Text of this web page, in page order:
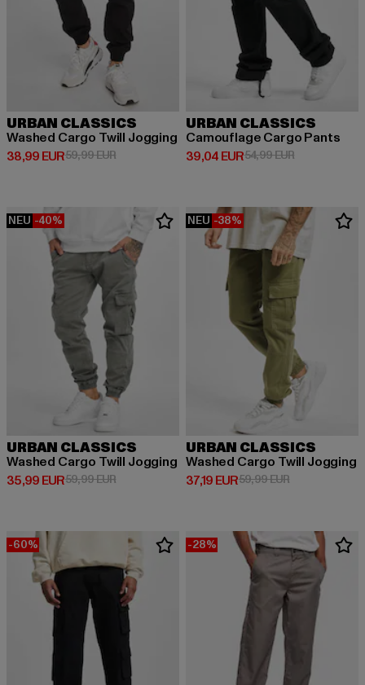
URBAN CLASSICS
Washed Cargo Twill Jogging
38,99 EUR
Derzeitiger Preis: 38,99 EUR
59,99 EURAktionspreis: 59,99 EUR
URBAN CLASSICS
Camouflage Cargo Pants
39,04 EUR
Derzeitiger Preis: 39,04 EUR
54,99 EURAktionspreis:
NEU -40%
URBAN CLASSICS
Washed Cargo Twill Jogging
35,99 EUR
Derzeitiger Preis: 35,99 EUR
59,99 EURAktionspreis: 59,99 EUR
NEU -38%
URBAN CLASSICS
Washed Cargo Twill Jogging
37,19 EUR
Derzeitiger Preis: 37,19 EUR
59,99 EURAktionspreis:
-60% -28%